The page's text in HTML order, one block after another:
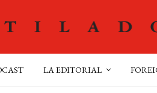
LA EDITORIAL